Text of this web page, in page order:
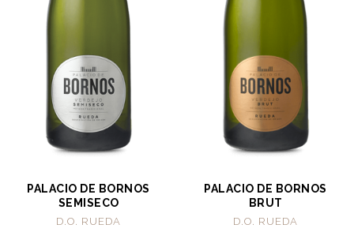
PALACIO DE BORNOS
SEMISECO
D.O. RUEDA
PALACIO DE BORNOS
BRUT
D.O. RUEDA